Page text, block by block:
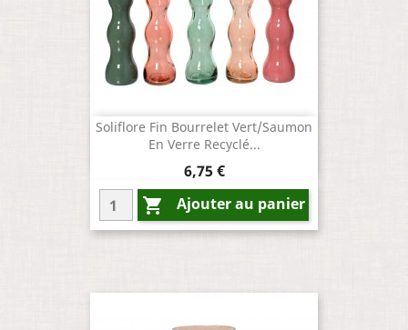
Soliflore Fin Bourrelet Vert/Saumon
En Verre Recyclé...
Prix
6,75 €
 Ajouter au panier